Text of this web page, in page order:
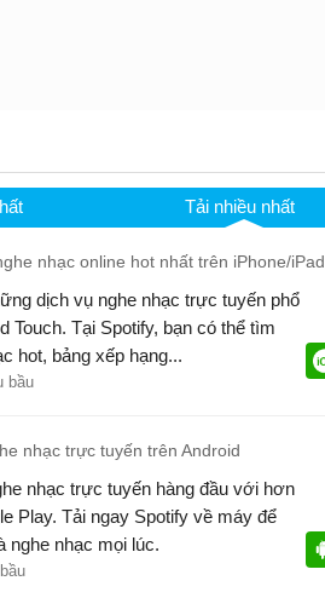
Tải nhiều nhất
nhạc online hot nhất trên iPhone/iPad
dịch vụ nghe nhạc trực tuyến phổ
Touch. Tại Spotify, bạn có thể tìm
hot, bảng xếp hạng...
bầu
nhạc trực tuyến trên Android
nhạc trực tuyến hàng đầu với hơn
Play. Tải ngay Spotify về máy để
nghe nhạc mọi lúc.